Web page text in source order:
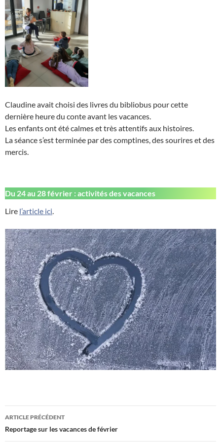
Claudine avait choisi des livres du bibliobus pour cette
dernière heure du conte avant les vacances.
Les enfants ont été calmes et très attentifs aux histoires.
La séance s’est terminée par des comptines, des sourires et des
mercis.
Du 24 au 28 février : activités des vacances
Lire l’article ici.
Navigation
des
ARTICLE PRÉCÉDENT
Reportage sur les vacances de février